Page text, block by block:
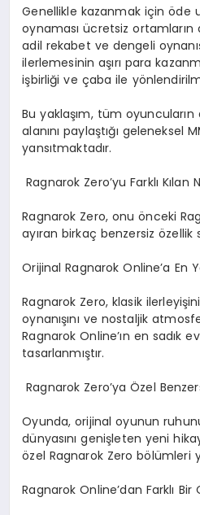
Genellikle kazanmak için öde
oynaması ücretsiz ortamların
adil rekabet ve dengeli
ilerlemesinin aşırı para
işbirliği ve çaba ile
Bu yaklaşım, tüm
alanını paylaştığı geleneksel
yansıtmaktadır.
Ragnarok Zero’yu Farklı Kılan
Ragnarok Zero, onu önceki
ayıran birkaç benzersiz özellik
Orijinal Ragnarok Online’a En
Ragnarok Zero, klasik
oynanışını ve nostaljik
Ragnarok Online’ın en sadık
tasarlanmıştır.
Ragnarok Zero’ya Özel
Oyunda, orijinal oyunun
dünyasını genişleten yeni
özel Ragnarok Zero bölümleri
Ragnarok Online’dan Farklı Bir